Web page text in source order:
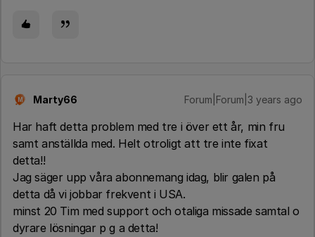
M Marty66 Forum|Forum|3 years ago
Har haft detta problem med tre i över ett år, min fru
samt anställda med. Helt otroligt att tre inte fixat
detta!!
Jag säger upp våra abonnemang idag, blir galen på
detta då vi jobbar frekvent i USA.
minst 20 Tim med support och otaliga missade samtal o
dyrare lösningar p g a detta!